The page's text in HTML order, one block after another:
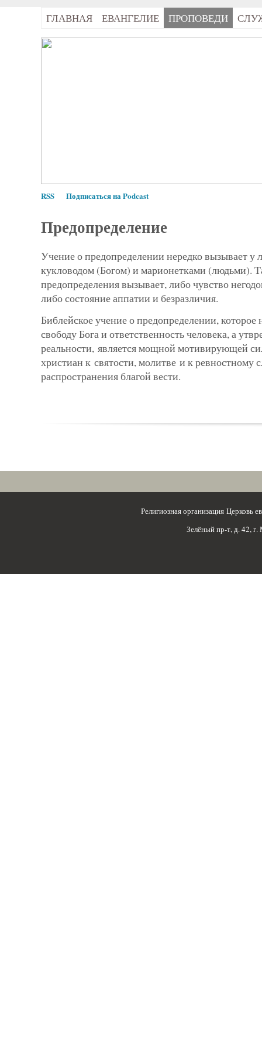
ГЛАВНАЯ ЕВАНГЕЛИЕ ПРОПОВЕДИ
RSS Подписаться на Podcast
Предопределение
Учение о предопределении нередко вызывает у
кукловодом (Богом) и марионетками (людьми).
предопределения вызывает, либо чувство
либо состояние аппатии и безразличия.
Библейское учение о предопределении, которое
свободу Бога и ответственность человека, а
реальности, является мощной мотивирующей
христиан к святости, молитве и к ревностному
распространения благой вести.
Религиозная организация
Зелёный пр-т, д. 42,